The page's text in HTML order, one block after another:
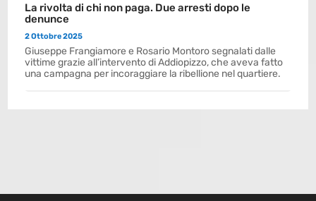
La rivolta di chi non paga. Due arresti dopo le
denunce
2 Ottobre 2025
Giuseppe Frangiamore e Rosario Montoro segnalati dalle
vittime grazie all’intervento di Addiopizzo, che aveva fatto
una campagna per incoraggiare la ribellione nel quartiere.